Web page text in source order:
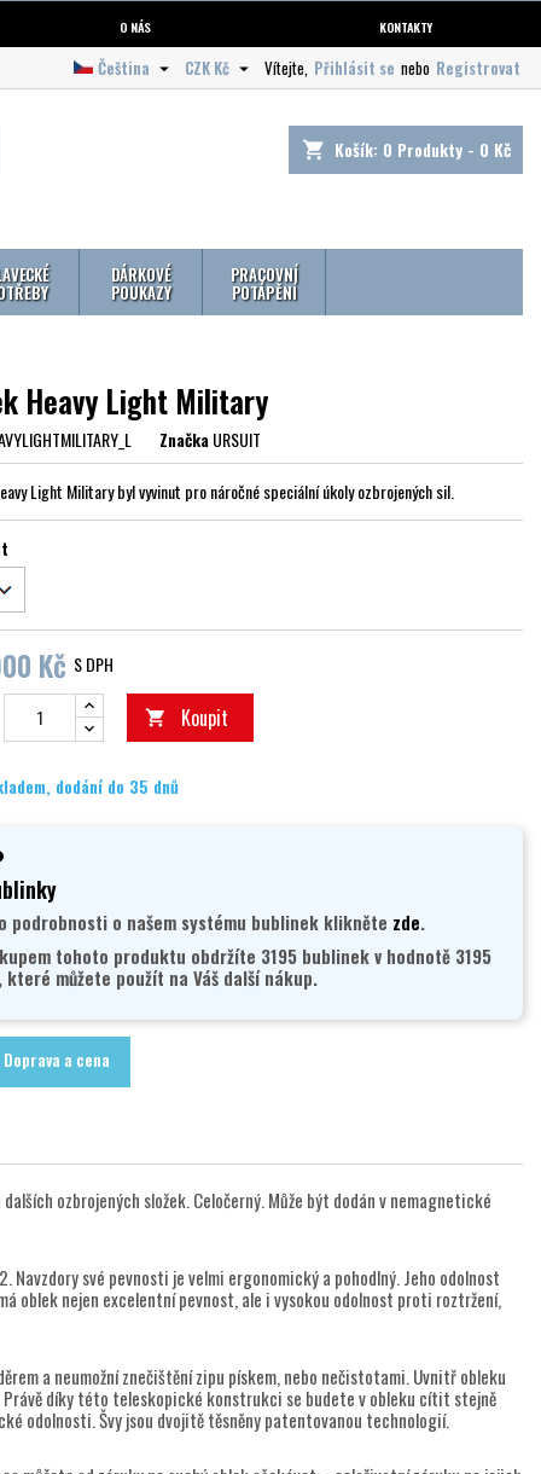
O NÁS KONTAKTY
Vítejte, Přihlásit se nebo Registrovat
CZK Kč 
Čeština 
shopping_cart Košík: 0 Produkty - 0 Kč
DÁRKOVÉ
POUKAZY
PRACOVNÍ
POTÁPĚNÍ
Heavy Light Military
ZnačkaURSUIT
Light Military byl vyvinut pro náročné speciální úkoly ozbrojených sil.
Kč S DPH
 Koupit
dodání do 35 dnů
podrobnosti o našem systému bublinek klikněte zde.
tohoto produktu obdržíte 3195 bublinek v hodnotě 3195
které můžete použít na Váš další nákup.
Doprava a cena
ozbrojených složek. Celočerný. Může být dodán v nemagnetické
své pevnosti je velmi ergonomický a pohodlný. Jeho odolnost
oblek nejen excelentní pevnost, ale i vysokou odolnost proti roztržení,
a neumožní znečištění zipu pískem, nebo nečistotami. Uvnitř obleku
Právě díky této teleskopické konstrukci se budete v obleku cítit stejně
odolnosti. Švy jsou dvojitě těsněny patentovanou technologií.